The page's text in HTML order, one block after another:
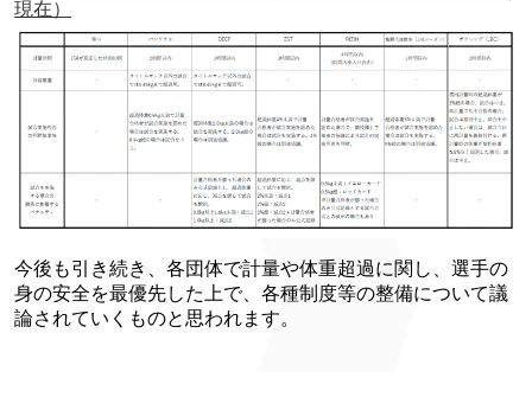
現在）
今後も引き続き、各団体で計量や体重超過に関し、選手の
身の安全を最優先した上で、各種制度等の整備について議
論されていくものと思われます。